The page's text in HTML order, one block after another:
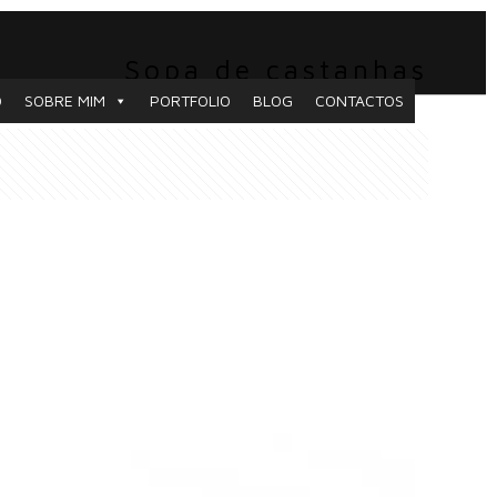
SOBRE MIM PORTFOLIO BLOG CONTACTOS